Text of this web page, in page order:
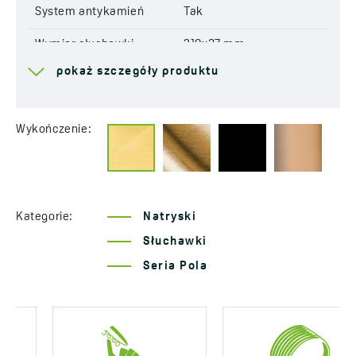
System antykamień Tak
Wymiar słuchawki 210x37 mm
Grupa akustyczna II - < 20 ≤ 30 dB
2 *sprawdź szczegóły
gwarancji
pokaż szczegóły produktu
Wykończenie:
Kategorie: Natryski
Słuchawki
Seria Pola